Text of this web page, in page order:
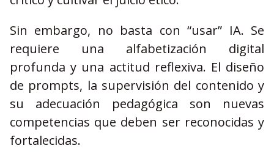
Sin embargo, no basta con “usar” IA. Se
requiere una alfabetización digital
profunda y una actitud reflexiva. El diseño
de prompts, la supervisión del contenido y
su adecuación pedagógica son nuevas
competencias que deben ser reconocidas y
fortalecidas.